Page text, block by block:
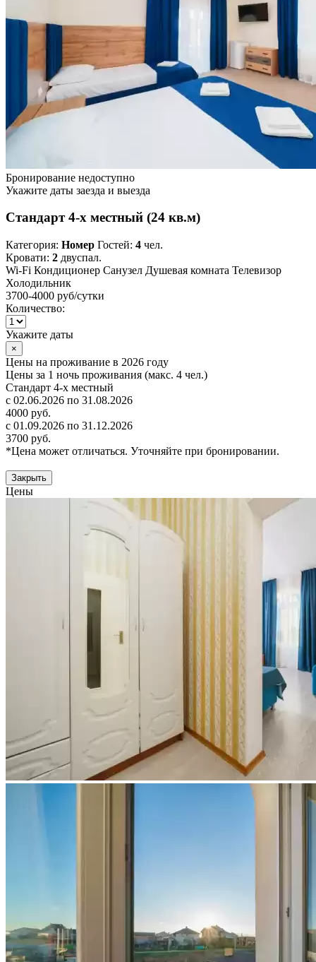
Бронирование недоступно
Укажите даты заезда и выезда
Стандарт 4-х местный (24 кв.м)
Категория: Номер Гостей: 4 чел.
Кровати: 2 двуспал.
Wi-Fi Кондиционер Санузел Душевая комната Телевизор
Холодильник
3700-4000 руб/сутки
Количество:
Укажите даты
×
Цены на проживание в 2026 году
Цены за 1 ночь проживания (макс. 4 чел.)
Стандарт 4-х местный
с 02.06.2026 по 31.08.2026
4000 руб.
с 01.09.2026 по 31.12.2026
3700 руб.
*Цена может отличаться. Уточняйте при бронировании.
Закрыть
Цены